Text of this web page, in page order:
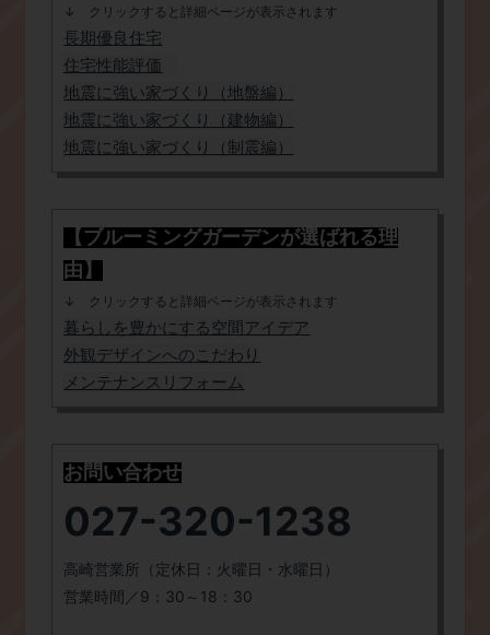
​↓ クリックすると詳細ページが表示されます
長期優良住宅
​住宅性能評価
地震に強い家づくり（地盤編 ）
​地震に強い家づくり（建物編）
地震に強い家づくり（制震編）
【ブルーミングガーデンが選ばれる理
由】
​↓ クリックすると詳細ページが表示されます
​暮らしを豊かにする空間アイデア
外観デザインへのこだわり
メンテナンスリフォーム
お問い合わせ​
027-320-1238
高崎営業所（定休日：火曜日・水曜日）
営業時間／9：30～18：30